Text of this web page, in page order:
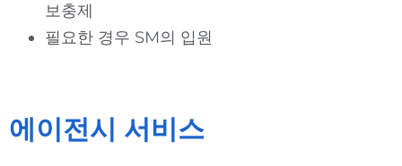
보충제
필요한 경우 SM의 입원
에이전시 서비스